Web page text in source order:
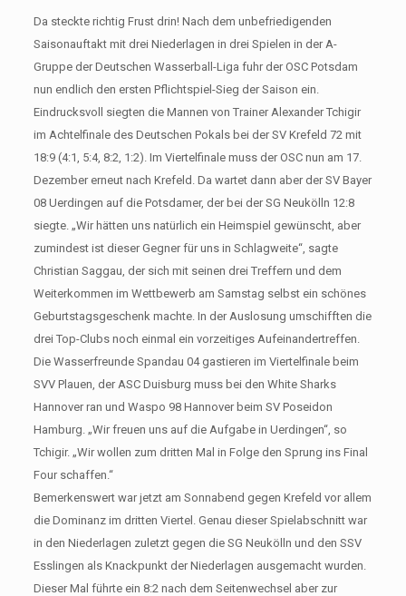
Da steckte richtig Frust drin! Nach dem unbefriedigenden
Saisonauftakt mit drei Niederlagen in drei Spielen in der A-
Gruppe der Deutschen Wasserball-Liga fuhr der OSC Potsdam
nun endlich den ersten Pflichtspiel-Sieg der Saison ein.
Eindrucksvoll siegten die Mannen von Trainer Alexander Tchigir
im Achtelfinale des Deutschen Pokals bei der SV Krefeld 72 mit
18:9 (4:1, 5:4, 8:2, 1:2). Im Viertelfinale muss der OSC nun am 17.
Dezember erneut nach Krefeld. Da wartet dann aber der SV Bayer
08 Uerdingen auf die Potsdamer, der bei der SG Neukölln 12:8
siegte. „Wir hätten uns natürlich ein Heimspiel gewünscht, aber
zumindest ist dieser Gegner für uns in Schlagweite“, sagte
Christian Saggau, der sich mit seinen drei Treffern und dem
Weiterkommen im Wettbewerb am Samstag selbst ein schönes
Geburtstagsgeschenk machte. In der Auslosung umschifften die
drei Top-Clubs noch einmal ein vorzeitiges Aufeinandertreffen.
Die Wasserfreunde Spandau 04 gastieren im Viertelfinale beim
SVV Plauen, der ASC Duisburg muss bei den White Sharks
Hannover ran und Waspo 98 Hannover beim SV Poseidon
Hamburg. „Wir freuen uns auf die Aufgabe in Uerdingen“, so
Tchigir. „Wir wollen zum dritten Mal in Folge den Sprung ins Final
Four schaffen.“
Bemerkenswert war jetzt am Sonnabend gegen Krefeld vor allem
die Dominanz im dritten Viertel. Genau dieser Spielabschnitt war
in den Niederlagen zuletzt gegen die SG Neukölln und den SSV
Esslingen als Knackpunkt der Niederlagen ausgemacht wurden.
Dieser Mal führte ein 8:2 nach dem Seitenwechsel aber zur